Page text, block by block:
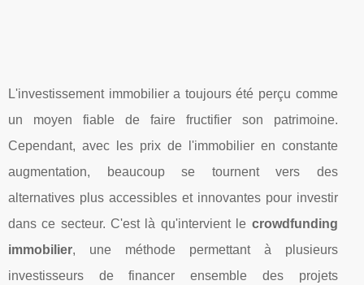
L'investissement immobilier a toujours été perçu comme
un moyen fiable de faire fructifier son patrimoine.
Cependant, avec les prix de l'immobilier en constante
augmentation, beaucoup se tournent vers des
alternatives plus accessibles et innovantes pour investir
dans ce secteur. C'est là qu'intervient le crowdfunding
immobilier, une méthode permettant à plusieurs
investisseurs de financer ensemble des projets